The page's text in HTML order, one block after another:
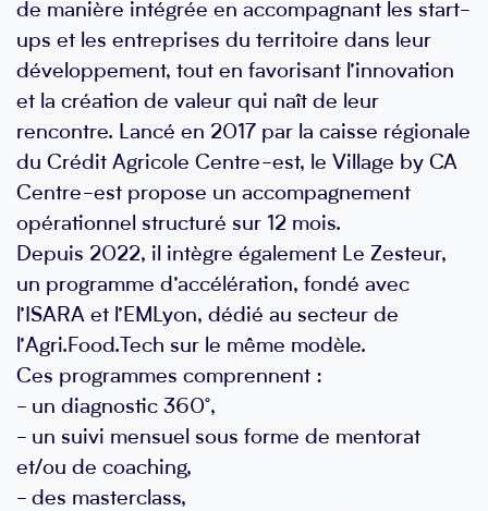
de manière intégrée en accompagnant les start-
ups et les entreprises du territoire dans leur
développement, tout en favorisant l’innovation
et la création de valeur qui naît de leur
rencontre. Lancé en 2017 par la caisse régionale
du Crédit Agricole Centre-est, le Village by CA
Centre-est propose un accompagnement
opérationnel structuré sur 12 mois.
Depuis 2022, il intègre également Le Zesteur,
un programme d’accélération, fondé avec
l’ISARA et l’EMLyon, dédié au secteur de
l’Agri.Food.Tech sur le même modèle.
Ces programmes comprennent :
- un diagnostic 360°,
- un suivi mensuel sous forme de mentorat
et/ou de coaching,
- des masterclass,